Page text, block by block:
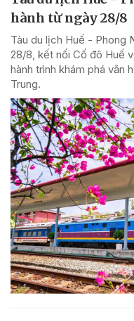
hành từ ngày 28/8
Tàu du lịch Huế - Phong
28/8, kết nối Cố đô Huế
hành trình khám phá văn
Trung.